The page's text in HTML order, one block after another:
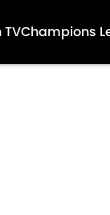
Champions